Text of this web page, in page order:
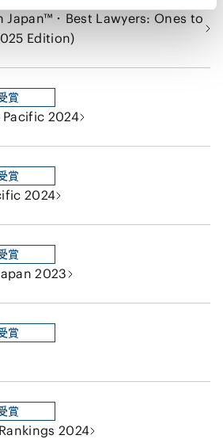
Japan™・Best Lawyers: Ones to
Edition)
賞
2024
賞
2024
賞
2023
賞
賞
2024